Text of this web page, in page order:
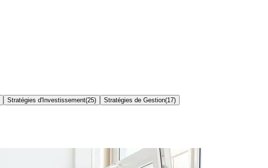
Stratégies d'Investissement(25) Stratégies de Gestion(17)